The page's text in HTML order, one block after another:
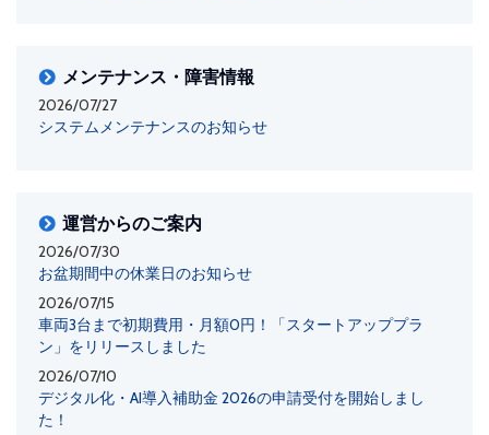
メンテナンス・障害情報
2026/07/27
システムメンテナンスのお知らせ
運営からのご案内
2026/07/30
お盆期間中の休業日のお知らせ
2026/07/15
車両3台まで初期費用・月額0円！「スタートアッププラ
ン」をリリースしました
2026/07/10
デジタル化・AI導入補助金 2026の申請受付を開始しまし
た！